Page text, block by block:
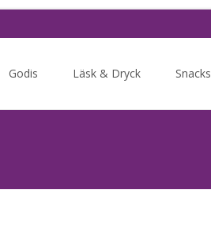
Godis Läsk & Dryck Snacks